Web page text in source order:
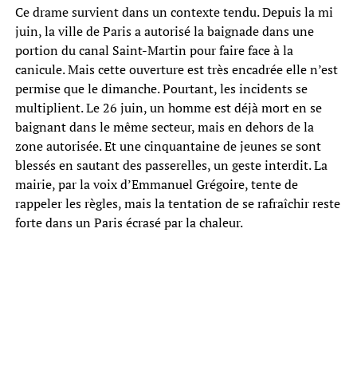
Ce drame survient dans un contexte tendu. Depuis la mi
juin, la ville de Paris a autorisé la baignade dans une
portion du canal Saint-Martin pour faire face à la
canicule. Mais cette ouverture est très encadrée elle n’est
permise que le dimanche. Pourtant, les incidents se
multiplient. Le 26 juin, un homme est déjà mort en se
baignant dans le même secteur, mais en dehors de la
zone autorisée. Et une cinquantaine de jeunes se sont
blessés en sautant des passerelles, un geste interdit. La
mairie, par la voix d’Emmanuel Grégoire, tente de
rappeler les règles, mais la tentation de se rafraîchir reste
forte dans un Paris écrasé par la chaleur.